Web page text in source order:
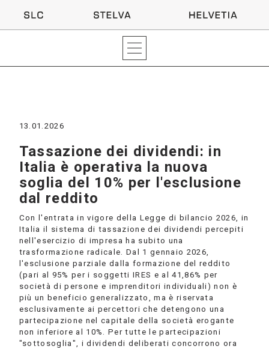
13.01.2026
Tassazione dei dividendi: in
Italia è operativa la nuova
soglia del 10% per l'esclusione
dal reddito
Con l'entrata in vigore della Legge di bilancio 2026, in
Italia il sistema di tassazione dei dividendi percepiti
nell'esercizio di impresa ha subito una
trasformazione radicale. Dal 1 gennaio 2026,
l'esclusione parziale dalla formazione del reddito
(pari al 95% per i soggetti IRES e al 41,86% per
società di persone e imprenditori individuali) non è
più un beneficio generalizzato, ma è riservata
esclusivamente ai percettori che detengono una
partecipazione nel capitale della società erogante
non inferiore al 10%. Per tutte le partecipazioni
"sottosoglia", i dividendi deliberati concorrono ora